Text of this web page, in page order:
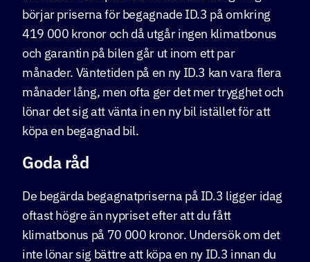
börjar priserna för begagnade ID.3 på omkring
419 000 kronor och då utgår ingen klimatbonus
och garantin på bilen går ut inom ett par
månader. Väntetiden på en ny ID.3 kan vara flera
månader lång, men ofta ger det mer trygghet och
lönar det sig att vänta in en ny bil istället för att
köpa en begagnad bil.
Goda råd
De begärda begagnatpriserna på ID.3 ligger idag
oftast högre än nypriset efter att du fått
klimatbonus på 70 000 kronor. Undersök om det
inte lönar sig bättre att köpa en ny ID.3 innan du